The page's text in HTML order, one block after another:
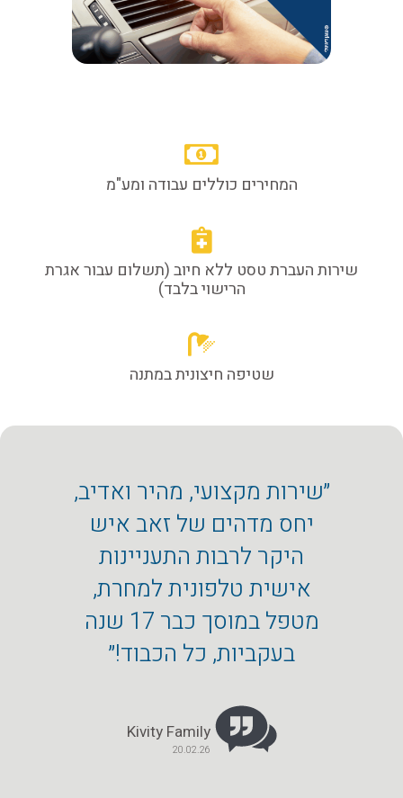
המחירים כוללים עבודה ומע"מ
שירות העברת טסט ללא חיוב (תשלום עבור אגרת
הרישוי בלבד)
שטיפה חיצונית במתנה
״שירות מקצועי, מהיר ואדיב,
יחס מדהים של זאב איש
היקר לרבות התעניינות
אישית טלפונית למחרת,
מטפל במוסך כבר 17 שנה
בעקביות, כל הכבוד!״
Kivity Family
20.02.26